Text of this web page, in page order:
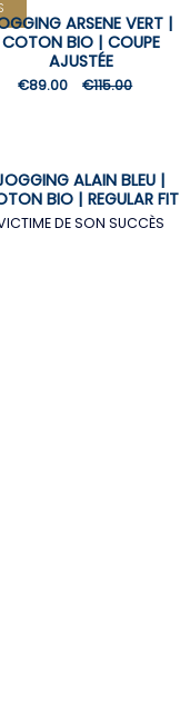
ARSENE VERT |
COTON BIO | COUPE
AJUSTÉE
€89.00 €115.00
ALAIN BLEU |
BIO | REGULAR FIT
DE SON SUCCÈS